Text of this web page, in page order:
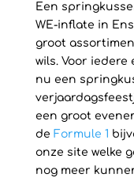
Een
WE-inflate in
groot
wils. Voor iedere
nu een
een groot
de Formule 1
onze site welke
nog meer